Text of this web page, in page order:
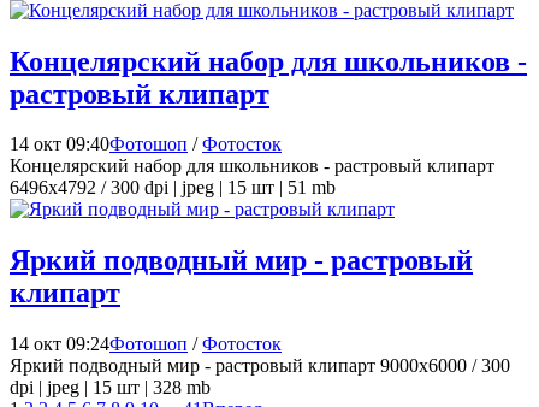
Концелярский набор для школьников -
растровый клипарт
14 окт 09:40Фотошоп /Фотосток
Концелярский набор для школьников - растровый клипарт
6496x4792 / 300 dpi | jpeg | 15 шт | 51 mb
Яркий подводный мир - растровый
клипарт
14 окт 09:24Фотошоп /Фотосток
Яркий подводный мир - растровый клипарт 9000x6000 / 300
dpi | jpeg | 15 шт | 328 mb